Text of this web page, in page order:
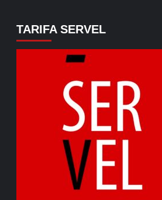
TARIFA SERVEL